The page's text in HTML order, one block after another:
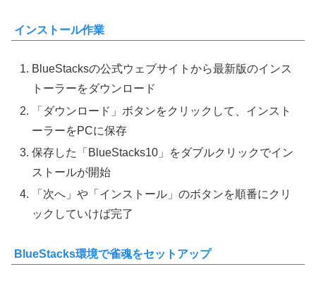
インストール作業
BlueStacksの公式ウェブサイトから最新版のインス
トーラーをダウンロード
「ダウンロード」ボタンをクリックして、インスト
ーラーをPCに保存
保存した「BlueStacks10」をダブルクリックでイン
ストールが開始
「次へ」や「インストール」のボタンを順番にクリ
ックしていけば完了
BlueStacks環境で雀魂をセットアップ